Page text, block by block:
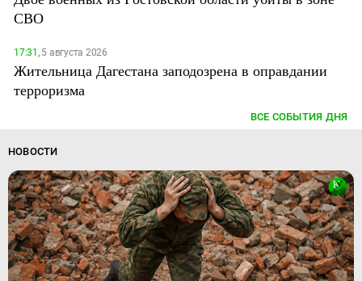
СВО
17:31,5 августа 2026
Жительница Дагестана заподозрена в оправдании
терроризма
ВСЕ СОБЫТИЯ ДНЯ
НОВОСТИ